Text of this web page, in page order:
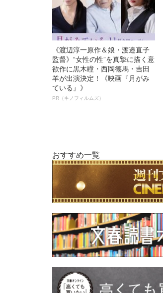
《渡辺淳一原作＆娘・渡邉直子
監督》“女性の性”を真摯に描く意
欲作に黒木瞳・西岡德馬・吉田
羊が出演決定！《映画『月がみ
ている』》
PR（キノフィルムズ）
おすすめ一覧